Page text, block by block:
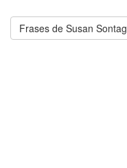
Frases de Susan Sontag